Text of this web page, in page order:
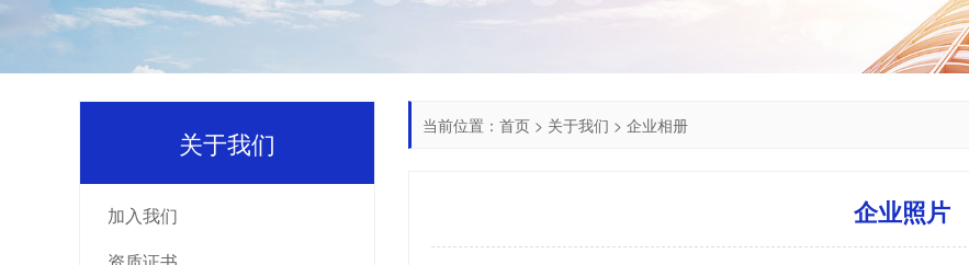
当前位置： 首页 > 关于我们 > 企业相册
企业照片
关于我们
加入我们